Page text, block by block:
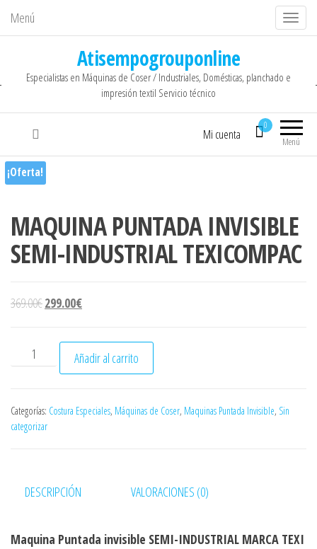
Menú
C
a
a
r
n
e
g
a
Atisempogrouponline
Especialistas en Máquinas de Coser / Industriales, Domésticas, planchado e
impresión textil Servicio técnico
Menú
0
Mi cuenta
¡Oferta!
MAQUINA PUNTADA INVISIBLE
SEMI-INDUSTRIAL TEXICOMPAC
369.00€El precio original era: 369.00€.
299.00€El precio actual es: 299.00€.
MAQUINA PUNTADA INVISIBLE SEMI-INDUSTRIAL
Añadir al carrito
Categorías: Costura Especiales, Máquinas de Coser, Maquinas Puntada Invisible, Sin
categorizar
DESCRIPCIÓN VALORACIONES (0)
Maquina Puntada invisible SEMI-INDUSTRIAL MARCA TEXI